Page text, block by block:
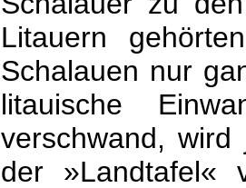
Litauern
Schalauen nur
litauische
verschwand,
der »Landtafel«